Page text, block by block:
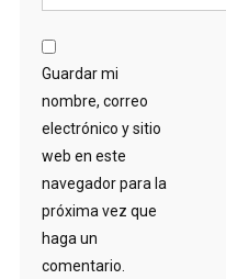
Guardar mi
nombre, correo
electrónico y sitio
web en este
navegador para la
próxima vez que
haga un
comentario.